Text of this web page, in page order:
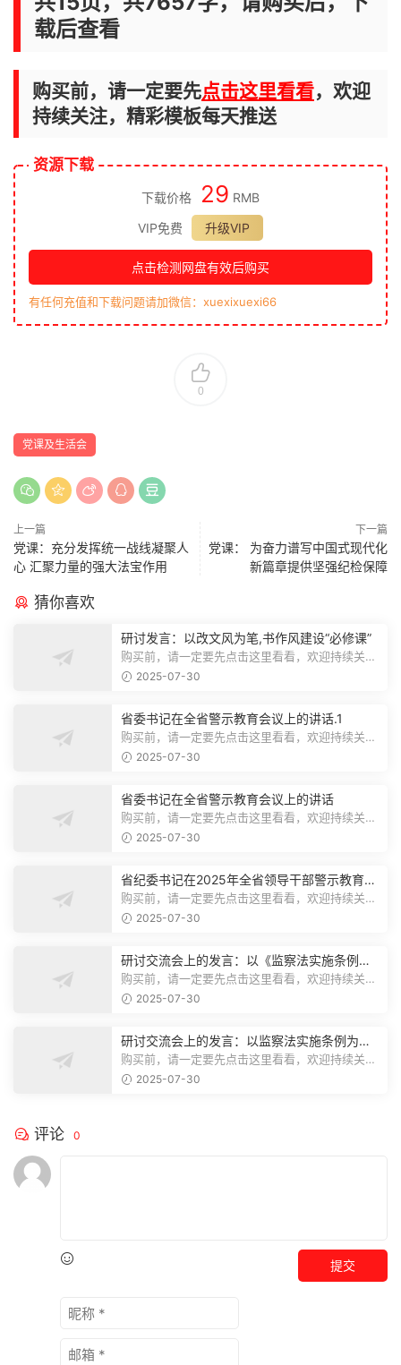
载后查看
购买前，请一定要先点击这里看看，欢迎
持续关注，精彩模板每天推送
资源下载
下载价格 29 RMB
VIP免费
升级VIP
点击检测网盘有效后购买
有任何充值和下载问题请加微信：xuexixuexi66
0
党课及生活会
上一篇
党课：充分发挥统一战线凝聚人
心 汇聚力量的强大法宝作用
下一篇
党课： 为奋力谱写中国式现代化
新篇章提供坚强纪检保障
猜你喜欢
研讨发言：以改文风为笔,书作风建设“必修课”
购买前，请一定要先点击这里看看，欢迎持续关
注，精彩模板每天推送预览结束，本文...
2025-07-30
省委书记在全省警示教育会议上的讲话.1
购买前，请一定要先点击这里看看，欢迎持续关
注，精彩模板每天推送预览结束，本文...
2025-07-30
省委书记在全省警示教育会议上的讲话
购买前，请一定要先点击这里看看，欢迎持续关
注，精彩模板每天推送预览结束，本文...
2025-07-30
省纪委书记在2025年全省领导干部警示教育会
上的讲话.1
购买前，请一定要先点击这里看看，欢迎持续关
注，精彩模板每天推送预览结束，本文...
2025-07-30
研讨交流会上的发言：以《监察法实施条例》
为纲,推动巡察工作高质量发展
购买前，请一定要先点击这里看看，欢迎持续关
注，精彩模板每天推送预览结束，本文...
2025-07-30
研讨交流会上的发言：以监察法实施条例为纲
推动巡察工作高质量发展
购买前，请一定要先点击这里看看，欢迎持续关
注，精彩模板每天推送预览结束，本文...
2025-07-30
评论 0
提交